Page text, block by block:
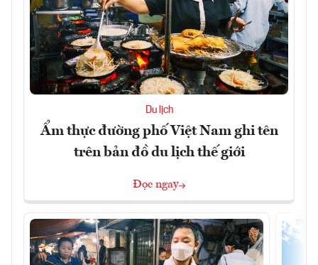
Du lịch
Ẩm thực đường phố Việt Nam ghi tên
trên bản đồ du lịch thế giới
Đọc ngay